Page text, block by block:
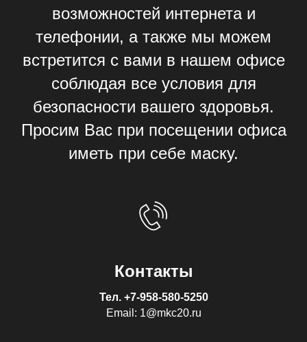
возможностей интернета и
телефонии, а также мы можем
встретится с вами в нашем офисе
соблюдая все условия для
безопасности вашего здоровья.
Просим Вас при посещении офиса
иметь при себе маску.
Контакты
Тел. +7-958-580-5250
Email: 1@mkc20.ru